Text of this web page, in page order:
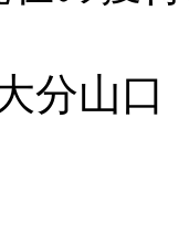
分山口